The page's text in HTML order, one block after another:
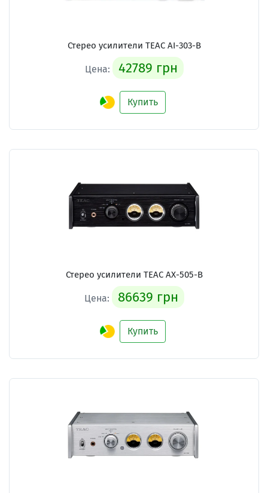
Стерео усилители TEAC AI-303-B
Цена: 42789 грн
Купить
Стерео усилители TEAC AX-505-B
Цена: 86639 грн
Купить